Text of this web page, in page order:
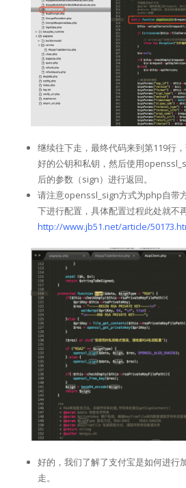
继续往下走，最终代码来到第119行
好的公钥和私钥，然后使用
后的参数（sign）进行返回。
请注意openssl_sign方式为php自带
下进行配置，具体配置过程此处就不
http://www.jb51.net/article/
好的，我们了解了支付宝是如何进行
走。